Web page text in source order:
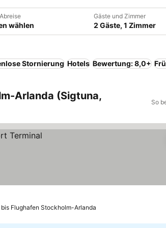
wählen
Gäste und Zimmer
2 Gäste, 1 Zimmer
Stornierung Hotels Bewertung: 8,0+
Arlanda (Sigtuna,
So
Flughafen Stockholm-Arlanda